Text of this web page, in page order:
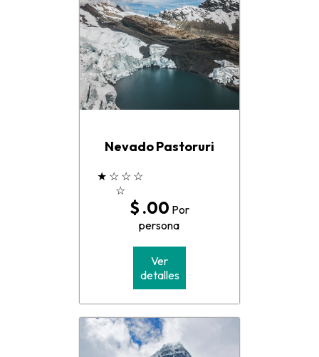
Nevado Pastoruri
★ ☆ ☆ ☆
☆
$ .00 Por
persona
Ver
detalles